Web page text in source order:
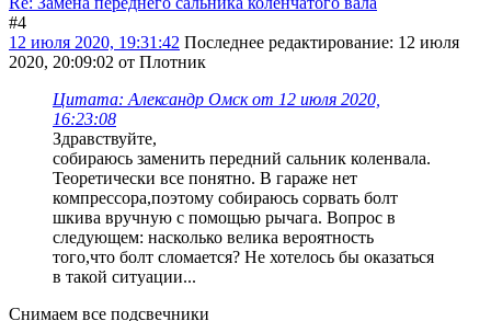
#4
12 июля 2020, 19:31:42 Последнее редактирование: 12 июля
2020, 20:09:02 от Плотник
Цитата: Александр Омск от 12 июля 2020,
16:23:08
Здравствуйте,
собираюсь заменить передний сальник коленвала.
Теоретически все понятно. В гараже нет
компрессора,поэтому собираюсь сорвать болт
шкива вручную с помощью рычага. Вопрос в
следующем: насколько велика вероятность
того,что болт сломается? Не хотелось бы оказаться
в такой ситуации...
Снимаем все подсвечники